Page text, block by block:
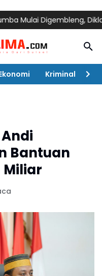
Digembleng, Diklat
Kriminal
Bantuan
Miliar